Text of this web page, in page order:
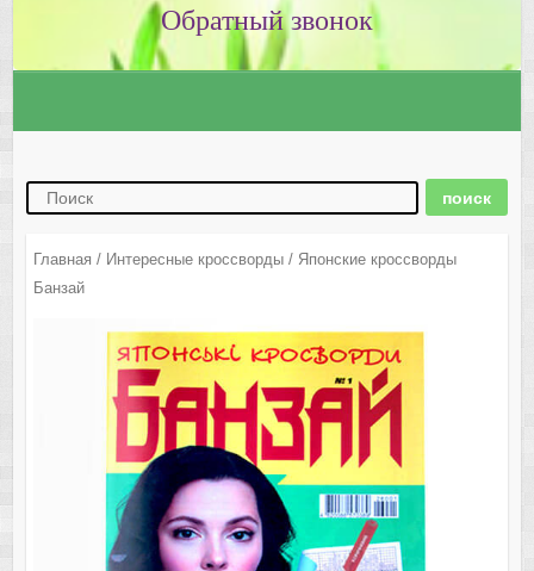
Главная / Интересные кроссворды/ Японские кроссворды
Банзай